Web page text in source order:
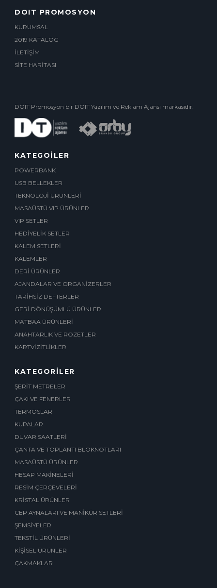
DOIT PROMOSYON
KURUMSAL
2019 KATALOG
İLETİŞİM
SİTE HARİTASI
DOIT Promosyon bir DOIT Yazılım ve Reklam Ajansı markasıdır.
KATEGOİLER
POWERBANK
USB BELLEKLER
TEKNOLOJİ ÜRÜNLERİ
MASAÜSTÜ VIP ÜRÜNLER
VIP SETLER
HEDİYELİK SETLER
KALEM SETLERİ
KALEMLER
DERİ ÜRÜNLER
AJANDALAR VE ORGANİZERLER
TARİHSİZ DEFTERLER
GERİ DÖNÜŞÜMLÜ ÜRÜNLER
MATBAA ÜRÜNLERİ
ANAHTARLIK VE ROZETLER
KARTVİZİTLİKLER
KATEGORİLER
ŞERİT METRELER
ÇAKI VE FENERLER
TERMOSLAR
KUPALAR
DUVAR SAATLERİ
ÇANTA VE TOPLANTI BLOKNOTLARI
MASAÜSTÜ ÜRÜNLER
HESAP MAKİNELERİ
RESİM ÇERÇEVELERİ
KRİSTAL ÜRÜNLER
CEP AYNALARI VE MANİKÜR SETLERİ
ŞEMSİYELER
TEKSTİL ÜRÜNLERİ
KİŞİSEL ÜRÜNLER
ÇAKMAKLAR